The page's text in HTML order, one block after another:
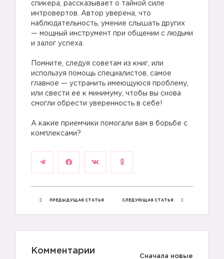
спикера, рассказывает о тайной силе
интровертов. Автор уверена, что
наблюдательность, умение слышать других
— мощный инструмент при общении с людьми
и залог успеха.
Помните, следуя советам из книг, или
используя помощь специалистов, самое
главное — устранить имеющуюся проблему,
или свести ее к минимуму, чтобы вы снова
смогли обрести уверенность в себе!
А какие приемчики помогали вам в борьбе с
комплексами?
ПРЕДЫДУЩАЯ СТАТЬЯ СЛЕДУЮЩАЯ СТАТЬЯ
Комментарии
Сначала новые